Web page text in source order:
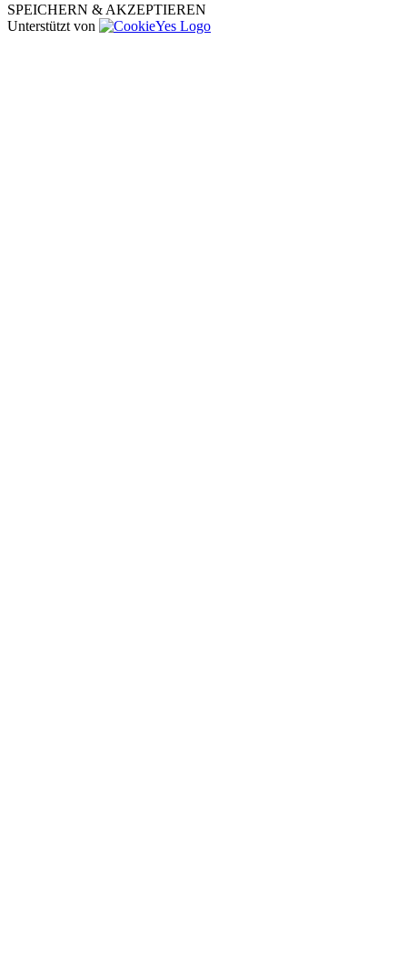
SPEICHERN & AKZEPTIEREN
Unterstützt von